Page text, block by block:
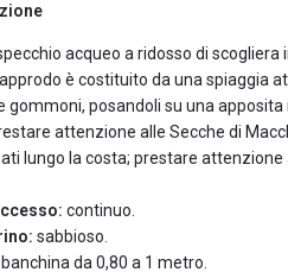
acqueo a ridosso di scogliera
è costituito da una spiaggia
gommoni, posandoli su una apposita
attenzione alle Secche di
lungo la costa; prestare
continuo.
sabbioso.
da 0,80 a 1 metro.